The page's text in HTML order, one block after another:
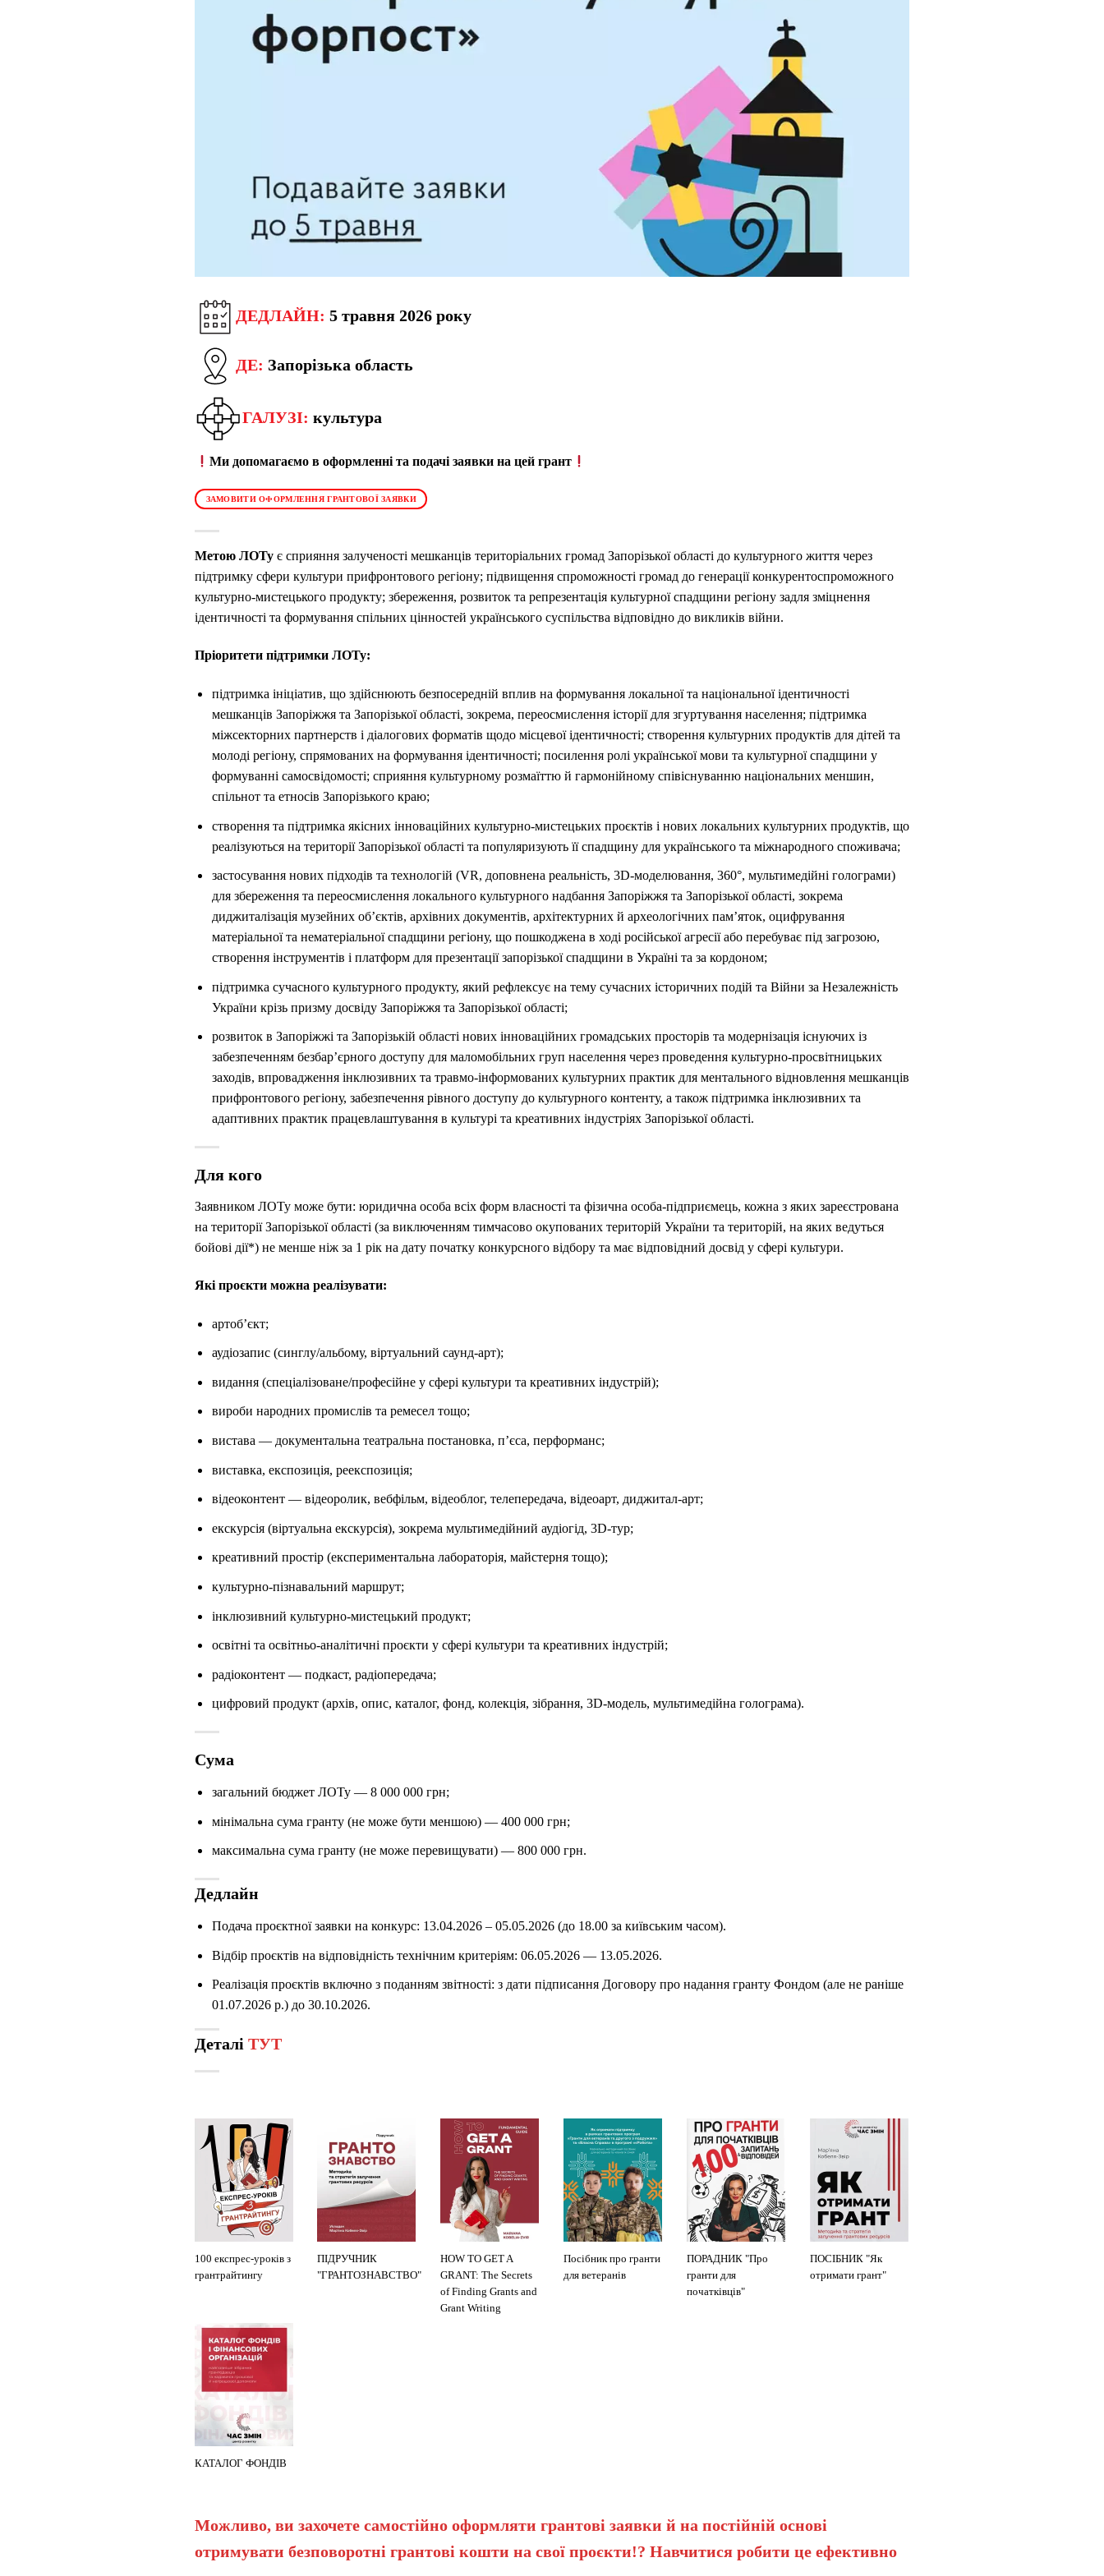
ДЕДЛАЙН: 5 травня 2026 року
ДЕ: Запорізька область
ГАЛУЗІ: культура
Ми допомагаємо в оформленні та подачі заявки на цей грант
ЗАМОВИТИ ОФОРМЛЕННЯ ГРАНТОВОЇ ЗАЯВКИ
Метою ЛОТу є сприяння залученості мешканців територіальних громад Запорізької області до культурного життя через
підтримку сфери культури прифронтового регіону; підвищення спроможності громад до генерації конкурентоспроможного
культурно-мистецького продукту; збереження, розвиток та репрезентація культурної спадщини регіону задля зміцнення
ідентичності та формування спільних цінностей українського суспільства відповідно до викликів війни.
Пріоритети підтримки ЛОТу:
підтримка ініціатив, що здійснюють безпосередній вплив на формування локальної та національної ідентичності
мешканців Запоріжжя та Запорізької області, зокрема, переосмислення історії для згуртування населення; підтримка
міжсекторних партнерств і діалогових форматів щодо місцевої ідентичності; створення культурних продуктів для дітей та
молоді регіону, спрямованих на формування ідентичності; посилення ролі української мови та культурної спадщини у
формуванні самосвідомості; сприяння культурному розмаїттю й гармонійному співіснуванню національних меншин,
спільнот та етносів Запорізького краю;
створення та підтримка якісних інноваційних культурно-мистецьких проєктів і нових локальних культурних продуктів, що
реалізуються на території Запорізької області та популяризують її спадщину для українського та міжнародного споживача;
застосування нових підходів та технологій (VR, доповнена реальність, 3D-моделювання, 360°, мультимедійні голограми)
для збереження та переосмислення локального культурного надбання Запоріжжя та Запорізької області, зокрема
диджиталізація музейних об’єктів, архівних документів, архітектурних й археологічних пам’яток, оцифрування
матеріальної та нематеріальної спадщини регіону, що пошкоджена в ході російської агресії або перебуває під загрозою,
створення інструментів і платформ для презентації запорізької спадщини в Україні та за кордоном;
підтримка сучасного культурного продукту, який рефлексує на тему сучасних історичних подій та Війни за Незалежність
України крізь призму досвіду Запоріжжя та Запорізької області;
розвиток в Запоріжжі та Запорізькій області нових інноваційних громадських просторів та модернізація існуючих із
забезпеченням безбар’єрного доступу для маломобільних груп населення через проведення культурно-просвітницьких
заходів, впровадження інклюзивних та травмо-інформованих культурних практик для ментального відновлення мешканців
прифронтового регіону, забезпечення рівного доступу до культурного контенту, а також підтримка інклюзивних та
адаптивних практик працевлаштування в культурі та креативних індустріях Запорізької області.
Для кого
Заявником ЛОТу може бути: юридична особа всіх форм власності та фізична особа-підприємець, кожна з яких зареєстрована
на території Запорізької області (за виключенням тимчасово окупованих територій України та територій, на яких ведуться
бойові дії*) не менше ніж за 1 рік на дату початку конкурсного відбору та має відповідний досвід у сфері культури.
Які проєкти можна реалізувати:
артоб’єкт;
аудіозапис (синглу/альбому, віртуальний саунд-арт);
видання (спеціалізоване/професійне у сфері культури та креативних індустрій);
вироби народних промислів та ремесел тощо;
вистава — документальна театральна постановка, п’єса, перформанс;
виставка, експозиція, реекспозиція;
відеоконтент — відеоролик, вебфільм, відеоблог, телепередача, відеоарт, диджитал-арт;
екскурсія (віртуальна екскурсія), зокрема мультимедійний аудіогід, 3D-тур;
креативний простір (експериментальна лабораторія, майстерня тощо);
культурно-пізнавальний маршрут;
інклюзивний культурно-мистецький продукт;
освітні та освітньо-аналітичні проєкти у сфері культури та креативних індустрій;
радіоконтент — подкаст, радіопередача;
цифровий продукт (архів, опис, каталог, фонд, колекція, зібрання, 3D-модель, мультимедійна голограма).
Сума
загальний бюджет ЛОТу — 8 000 000 грн;
мінімальна сума гранту (не може бути меншою) — 400 000 грн;
максимальна сума гранту (не може перевищувати) — 800 000 грн.
Дедлайн
Подача проєктної заявки на конкурс: 13.04.2026 – 05.05.2026 (до 18.00 за київським часом).
Відбір проєктів на відповідність технічним критеріям: 06.05.2026 — 13.05.2026.
Реалізація проєктів включно з поданням звітності: з дати підписання Договору про надання гранту Фондом (але не раніше
01.07.2026 р.) до 30.10.2026.
Деталі ТУТ
100 експрес-уроків з
грантрайтингу
ПІДРУЧНИК
"ГРАНТОЗНАВСТВО"
HOW TO GET A
GRANT: The Secrets
of Finding Grants and
Grant Writing
Посібник про гранти
для ветеранів
ПОРАДНИК "Про
гранти для
початківців"
ПОСІБНИК "Як
отримати грант"
КАТАЛОГ ФОНДІВ
Можливо, ви захочете самостійно оформляти грантові заявки й на постійній основі
отримувати безповоротні грантові кошти на свої проєкти!? Навчитися робити це ефективно